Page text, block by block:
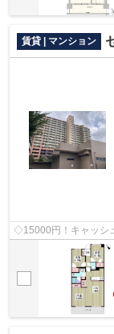
賃貸 | マンション
◇15000円！キャッシ